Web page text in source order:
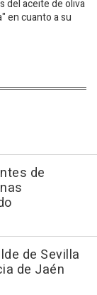
del aceite de oliva
en cuanto a su
de
de Sevilla
de Jaén